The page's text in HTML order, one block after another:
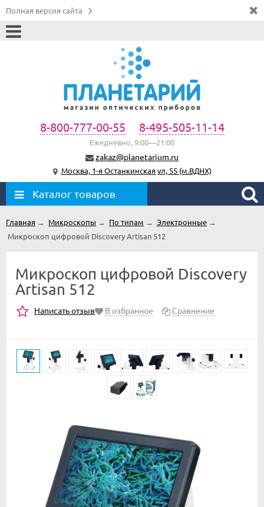
Полная версия сайта
8-800-777-00-55 8-495-505-11-14
Ежедневно, 9:00—21:00
zakaz@planetarium.ru
Москва, 1-я Останкинская ул, 55 (м.ВДНХ)
Каталог товаров
Главная → Микроскопы → По типам → Электронные →
Микроскоп цифровой Discovery Artisan 512
Микроскоп цифровой Discovery
Artisan 512
Написать отзыв В избранное Сравнение